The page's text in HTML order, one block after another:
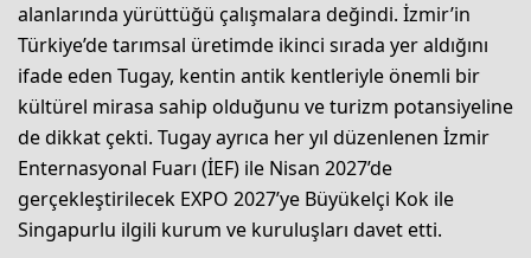
alanlarında yürüttüğü çalışmalara değindi. İzmir’in
Türkiye’de tarımsal üretimde ikinci sırada yer aldığını
ifade eden Tugay, kentin antik kentleriyle önemli bir
kültürel mirasa sahip olduğunu ve turizm potansiyeline
de dikkat çekti. Tugay ayrıca her yıl düzenlenen İzmir
Enternasyonal Fuarı (İEF) ile Nisan 2027’de
gerçekleştirilecek EXPO 2027’ye Büyükelçi Kok ile
Singapurlu ilgili kurum ve kuruluşları davet etti.